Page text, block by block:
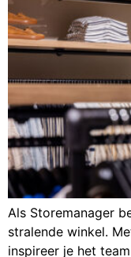
Als Storemanager
stralende winkel.
inspireer je het